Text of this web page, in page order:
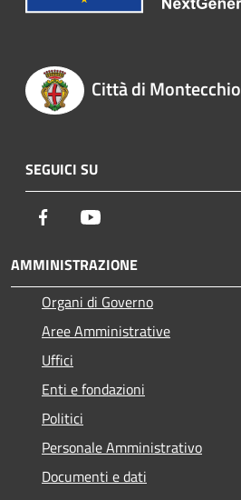
Città di
SEGUICI SU
Facebook
AMMINISTRAZIONE
Organi di Governo
Aree Amministrative
Uffici
Enti e fondazioni
Politici
Personale Amministrativo
Documenti e dati